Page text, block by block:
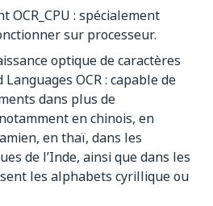
OCR_CPU : spécialement
sur processeur.
optique de caractères
OCR : capable de
dans plus de
en chinois, en
en thaï, dans les
de l’Inde, ainsi que dans les
les alphabets cyrillique ou